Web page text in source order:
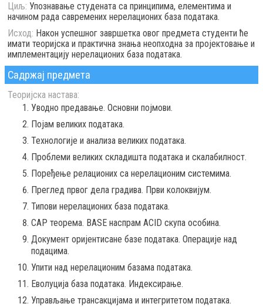
Циљ: Упознавање студената са принципима, елементима и
начином рада савремених нерелационих база података.
Исход: Након успешног завршетка овог предмета студенти ће
имати теоријска и практична знања неопходна за пројектовање и
имплементацију нерелационих база података.
Садржај предмета
Теоријска настава:
Уводно предавање. Основни појмови.
Појам великих података.
Технологије и анализа великих података.
Проблеми великих складишта података и скалабилност.
Поређење релационих са нерелационим системима.
Преглед првог дела градива. Први колоквијум.
Типови нерелационих база података.
CAP теорема. BASE наспрам ACID скупа особина.
Документ оријентисане базе података. Операције над
подацима.
Упити над нерелационим базама података.
Еволуција база података. Индексирање.
Управљање трансакцијама и интегритетом података.